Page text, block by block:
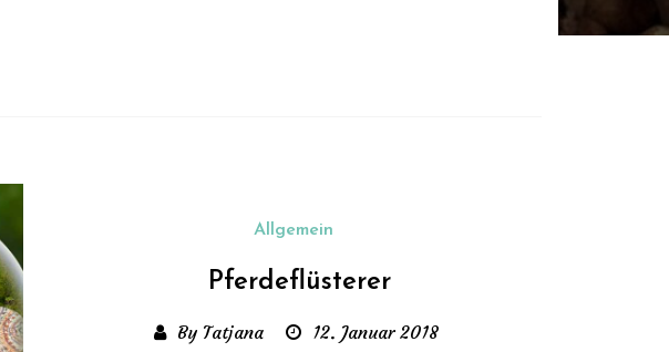
Allgemein
Pferdeflüsterer
By Tatjana 12. Januar 2018